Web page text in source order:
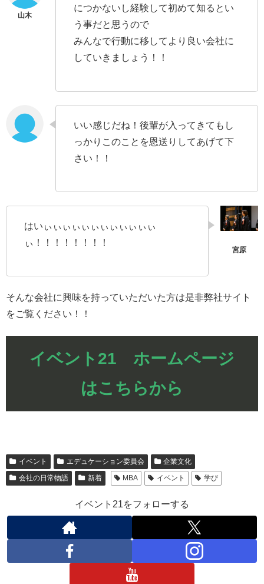
につかないし経験して初めて知るとい
う事だと思うので
みんなで行動に移してより良い会社に
していきましょう！！
いい感じだね！後輩が入ってきてもし
っかりこのことを恩送りしてあげて下
さい！！
はいぃぃぃぃぃぃぃぃぃぃぃぃ
ぃ！！！！！！！！
そんな会社に興味を持っていただいた方は是非弊社サイト
をご覧ください！！
イベント21 ホームページ
はこちらから
イベント エデュケーション委員会
企業文化
会社の日常物語
新着 MBA イベント 学び
イベント21をフォローする